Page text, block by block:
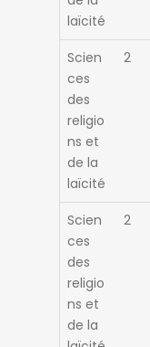
laïcité
Scien
ces
des
religio
ns et
de la
laïcité
2
Scien
ces
des
religio
ns et
de la
2